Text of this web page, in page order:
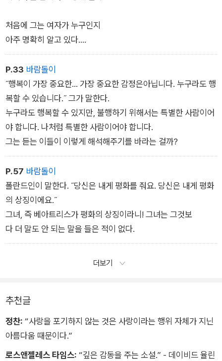
처음에 그는 여자가 누구인지
아주 명확히 알고 있다.
그녀는 지적인 사람이지만
생각이 많지는 않다.
그녀는 생각이 너무 많으면
의지를 마비시킬 수 있다는 걸 알고 있다.
P.33 바람돌이
˝행복이 가장 중요한... 가장 중요한 감정은아닙니다. 누구라도 행
복할 수 있습니다.˝ 그가 말한다.
누구라도 행복할 수 있지만, 불행하기 위해서는 특별한 사람이어
야 합니다. 나처럼 특별한 사람이어야 합니다.
그는 듣는 이들이 이렇게 해석해주기를 바라는 걸까?
P.57 바람돌이
폴란드인이 말한다. ˝당신은 내게 평화를 줘요. 당신은 내게 평화
의 상징이에요.˝
그녀, 즉 베아트리스가 평화의 상징이라니! 그녀는 그것보
다 더 말도 안 되는 말을 들은 적이 없다.
더보기
추천글
정찬: “사랑을 포기하지 않는 것은 사랑이라는 행위 자체가 지닌
아름다움 때문이다.”
로스앤젤레스 타임스:
“깊은 감동을 주는 소설.” - 데이비드 율린